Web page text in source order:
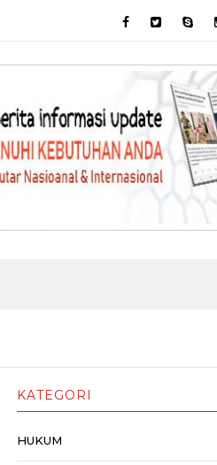
KATEGORI
HUKUM